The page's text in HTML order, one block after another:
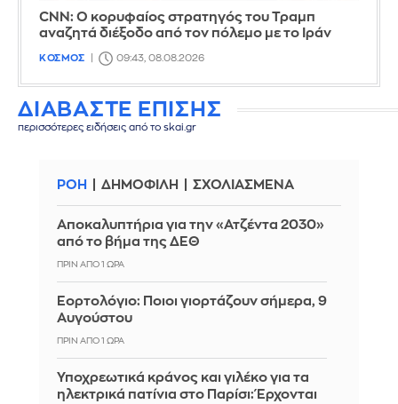
CNN: Ο κορυφαίος στρατηγός του Τραμπ
αναζητά διέξοδο από τον πόλεμο με το Ιράν
ΚΟΣΜΟΣ 09:43, 08.08.2026
ΔΙΑΒΑΣΤΕ ΕΠΙΣΗΣ
περισσότερες ειδήσεις από το skai.gr
ΡΟΗ ΔΗΜΟΦΙΛΗ ΣΧΟΛΙΑΣΜΕΝΑ
Αποκαλυπτήρια για την «Ατζέντα 2030»
από το βήμα της ΔΕΘ
ΠΡΙΝ ΑΠΌ 1 ΏΡΑ
Εορτολόγιο: Ποιοι γιορτάζουν σήμερα, 9
Αυγούστου
ΠΡΙΝ ΑΠΌ 1 ΏΡΑ
Υποχρεωτικά κράνος και γιλέκο για τα
ηλεκτρικά πατίνια στο Παρίσι: Έρχονται